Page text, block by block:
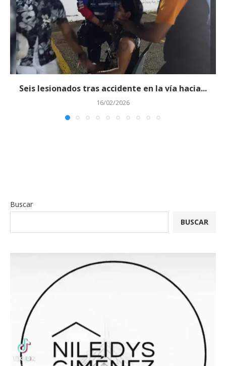
Seis lesionados tras accidente en la vía hacia...
16/02/2026
Buscar
BUSCAR